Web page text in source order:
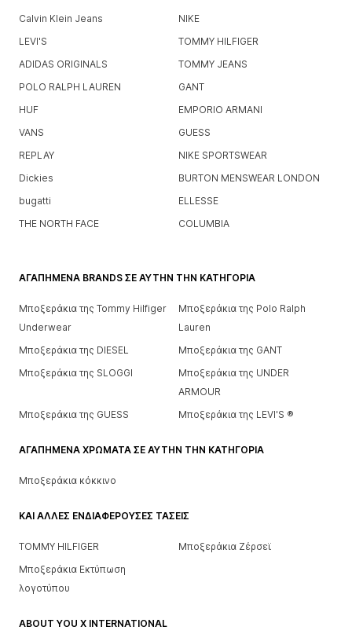
Calvin Klein Jeans
NIKE
LEVI'S
TOMMY HILFIGER
ADIDAS ORIGINALS
TOMMY JEANS
POLO RALPH LAUREN
GANT
HUF
EMPORIO ARMANI
VANS
GUESS
REPLAY
NIKE SPORTSWEAR
Dickies
BURTON MENSWEAR LONDON
bugatti
ELLESSE
THE NORTH FACE
COLUMBIA
ΑΓΑΠΗΜΈΝΑ BRANDS ΣΕ ΑΥΤΉΝ ΤΗΝ ΚΑΤΗΓΟΡΊΑ
Μποξεράκια της Tommy Hilfiger
Underwear
Μποξεράκια της Polo Ralph
Lauren
Μποξεράκια της DIESEL
Μποξεράκια της GANT
Μποξεράκια της SLOGGI
Μποξεράκια της UNDER
ARMOUR
Μποξεράκια της GUESS
Μποξεράκια της LEVI'S ®
ΑΓΑΠΗΜΈΝΑ ΧΡΏΜΑΤΑ ΣΕ ΑΥΤΉΝ ΤΗΝ ΚΑΤΗΓΟΡΊΑ
Μποξεράκια κόκκινο
ΚΑΙ ΆΛΛΕΣ ΕΝΔΙΑΦΈΡΟΥΣΕΣ ΤΆΣΕΙΣ
TOMMY HILFIGER
Μποξεράκια Ζέρσεϊ
Μποξεράκια Εκτύπωση
λογοτύπου
ABOUT YOU X INTERNATIONAL